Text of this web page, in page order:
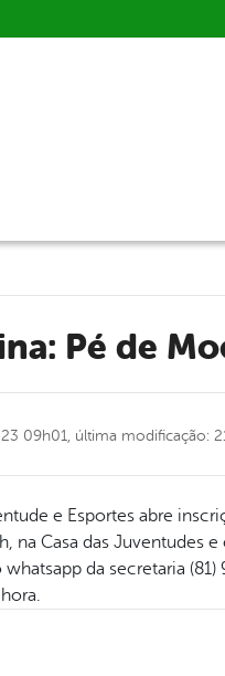
Pé de
09h01, última modificação:
e Esportes abre
na Casa das Juventudes
da secretaria (81)